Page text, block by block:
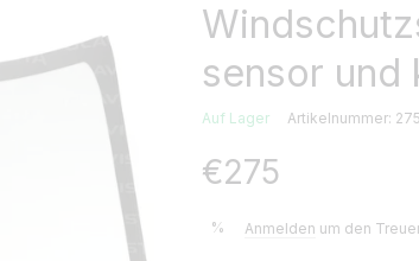
sensor und
Auf Lager Artikelnummer:
€275
% Anmelden um den